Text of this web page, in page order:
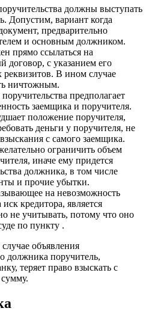
должны выступать
Допустим, вариант когда
предварительно
и основным должником.
прямо ссылаться на
договор, с указанием его
В ином случае
ничтожным.
предполагает
заемщика и поручителя.
положение поручителя,
деньги у поручителя, не
с самого заемщика.
ограничить объем
иначе ему придется
должника, в том числе
и прочие убытки.
на невозможность
кредитора, является
не учитывать, потому что оно
по пункту .
объявления
должника поручитель,
теряет право взыскать с